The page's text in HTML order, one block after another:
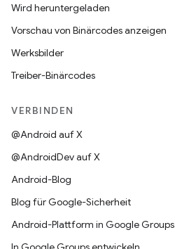
Wird heruntergeladen
Vorschau von Binärcodes anzeigen
Werksbilder
Treiber-Binärcodes
VERBINDEN
@Android auf X
@AndroidDev auf X
Android-Blog
Blog für Google-Sicherheit
Android-Plattform in Google Groups